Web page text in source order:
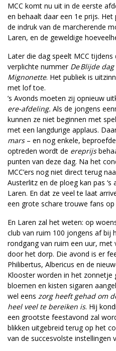
MCC komt nu uit in de eerste
en behaalt daar een 1e prijs.
de indruk van de marcherende
Laren, en de geweldige
Later die dag speelt MCC
verplichte nummer De Blijde dag
Mignonette. Het publiek is
met lof toe.
’s Avonds moeten zij opnieuw
ere-afdeling. Als de jongens
kunnen ze niet beginnen met
met een langdurige applaus.
mars– en nog enkele,
optreden wordt de ereprijs
punten van deze dag. Na het
MCC’ers nog niet direct terug
Austerlitz en de ploeg kan pas
Laren. En dat ze veel te laat
een grote schare trouwe fans
En Laren zal het weten: op
club van ruim 100 jongens af bij
rondgang van ruim een uur,
door het dorp. Die avond is er
Philibertus, Albericus en de
Klooster worden in het zonnetje
bloemen en kisten sigaren
wel eens zorg heeft gehad om
heel veel te bereiken is. Hij
een grootste feestavond zal
blikken uitgebreid terug op het
van de succesvolste instellingen